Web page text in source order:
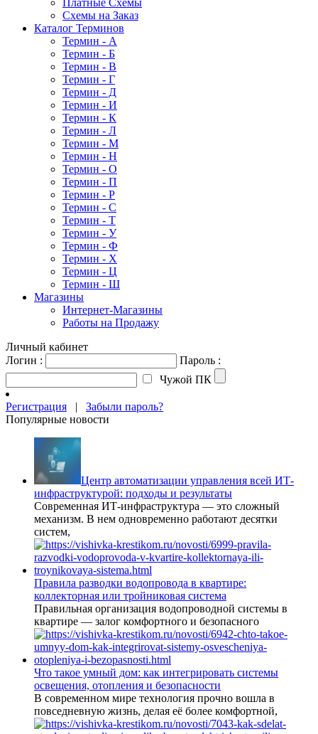
Платные Схемы
Схемы на Заказ
Каталог Терминов
Термин - А
Термин - Б
Термин - В
Термин - Г
Термин - Д
Термин - И
Термин - К
Термин - Л
Термин - М
Термин - Н
Термин - О
Термин - П
Термин - Р
Термин - С
Термин - Т
Термин - У
Термин - Ф
Термин - Х
Термин - Ц
Термин - Ш
Магазины
Интернет-Магазины
Работы на Продажу
Личный кабинет
Логин :
Пароль :
Чужой ПК
Регистрация | Забыли пароль?
Популярные новости
Центр автоматизации управления всей ИТ-
инфраструктурой: подходы и результаты
Современная ИТ-инфраструктура — это сложный
механизм. В нем одновременно работают десятки
систем,
Правила разводки водопровода в квартире:
коллекторная или тройниковая система
Правильная организация водопроводной системы в
квартире — залог комфортного и безопасного
Что такое умный дом: как интегрировать системы
освещения, отопления и безопасности
В современном мире технология прочно вошла в
повседневную жизнь, делая её более комфортной,